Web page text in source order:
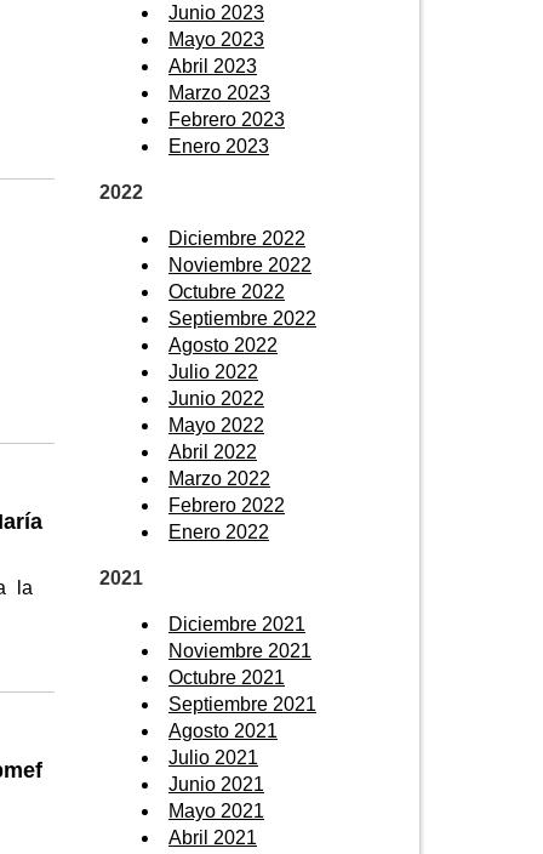
la
Junio 2023
Mayo 2023
Abril 2023
Marzo 2023
Febrero 2023
Enero 2023
2022
Diciembre 2022
Noviembre 2022
Octubre 2022
Septiembre 2022
Agosto 2022
Julio 2022
Junio 2022
Mayo 2022
Abril 2022
Marzo 2022
Febrero 2022
Enero 2022
2021
Diciembre 2021
Noviembre 2021
Octubre 2021
Septiembre 2021
Agosto 2021
Julio 2021
Junio 2021
Mayo 2021
Abril 2021